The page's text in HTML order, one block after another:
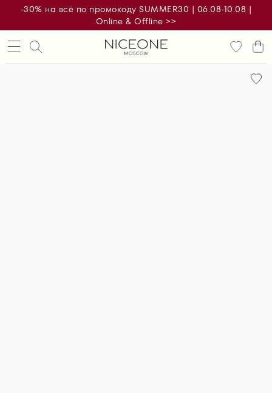
-30% на всё по промокоду SUMMER30 | 06.08-10.08 |
Online & Offline >>